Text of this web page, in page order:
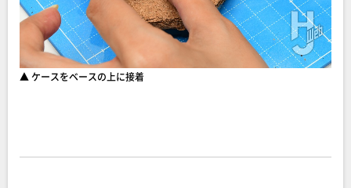
▲ ケースをベースの上に接着